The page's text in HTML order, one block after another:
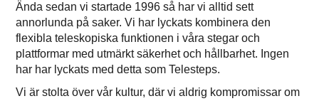
Ända sedan vi startade 1996 så har vi alltid sett
annorlunda på saker. Vi har lyckats kombinera den
flexibla teleskopiska funktionen i våra stegar och
plattformar med utmärkt säkerhet och hållbarhet. Ingen
har har lyckats med detta som Telesteps.
Vi är stolta över vår kultur, där vi aldrig kompromissar om